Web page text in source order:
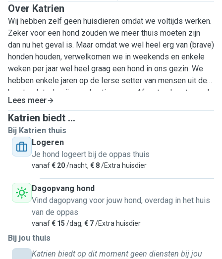
Over Katrien
Wij hebben zelf geen huisdieren omdat we voltijds werken.
Zeker voor een hond zouden we meer thuis moeten zijn
dan nu het geval is. Maar omdat we wel heel erg van (brave)
honden houden, verwelkomen we in weekends en enkele
weken per jaar wel heel graag een hond in ons gezin. We
hebben enkele jaren op de Ierse setter van mensen uit de
buurt gelet, als zij op vakantie waren. Af en toe komt er ook
een Berner sennen en een zwarte labrador op bezoek. We
wandelen graag en spelen graag buiten! De grootste
dierenvriend is onze zoon van bijna 12 jaar, die er veel mee
wil spelen. We wonen in een rustige buurt. We hebben een
kleine tuin, die volledig afgemaakt is. De buren wonen
vlakbij. Binnen zijn de keuken en eetkamer altijd
zich op een paar honderd meter, een bos met
hondenlosloopweide is ook niet ver. Wij zijn op zoek naar
een getrainde en gevaccineerde hond, die speels mag zijn
en graag geknuffeld wordt.
Lees meer
Katrien biedt ...
Bij Katrien thuis
Logeren
Je hond logeert bij de oppas thuis
vanaf€ 20/nacht, € 8/Extra huisdier
Dagopvang hond
Vind dagopvang voor jouw hond, overdag in het huis
van de oppas
vanaf€ 15 /dag, € 7/Extra huisdier
Bij jou thuis
Katrien biedt op dit moment geen diensten bij jou